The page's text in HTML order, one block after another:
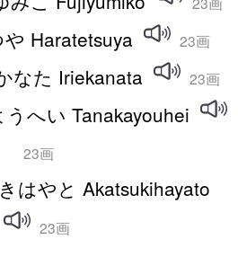
Haratetsuya 23画
なた Iriekanata 23画
へい Tanakayouhei
23画
はやと Akatsukihayato
23画